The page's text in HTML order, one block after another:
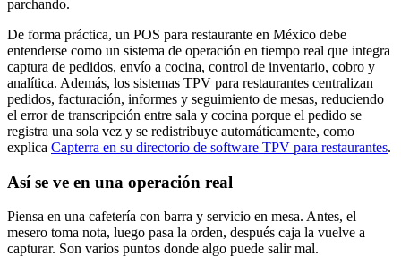
parchando.
De forma práctica, un POS para restaurante en México debe
entenderse como un sistema de operación en tiempo real que integra
captura de pedidos, envío a cocina, control de inventario, cobro y
analítica. Además, los sistemas TPV para restaurantes centralizan
pedidos, facturación, informes y seguimiento de mesas, reduciendo
el error de transcripción entre sala y cocina porque el pedido se
registra una sola vez y se redistribuye automáticamente, como
explica Capterra en su directorio de software TPV para restaurantes.
Así se ve en una operación real
Piensa en una cafetería con barra y servicio en mesa. Antes, el
mesero toma nota, luego pasa la orden, después caja la vuelve a
capturar. Son varios puntos donde algo puede salir mal.